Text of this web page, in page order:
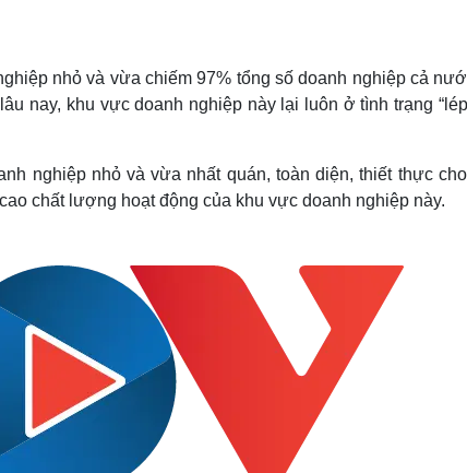
eSports
Hậu trường
Văn học
Âm nhạc
Thời trang
Sao Việt
nhỏ và vừa chiếm 97% tổng số doanh nghiệp cả
nay, khu vực doanh nghiệp này lại luôn ở tình trạng
nghiệp nhỏ và vừa nhất quán, toàn diện, thiết thực
chất lượng hoạt động của khu vực doanh nghiệp này.